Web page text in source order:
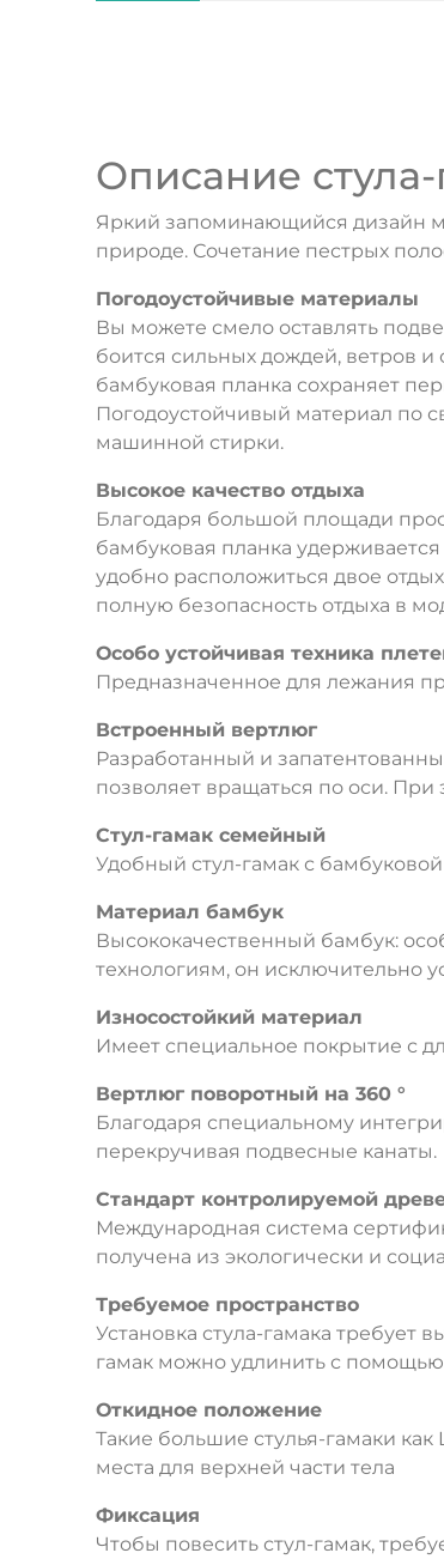
Описание стула-
Яркий запоминающийся дизайн
природе. Сочетание пестрых
Погодоустойчивые материалы
Вы можете смело оставлять
боится сильных дождей, ветров и
бамбуковая планка сохраняет
Погодоустойчивый материал по
машинной стирки.
Высокое качество отдыха
Благодаря большой площади
бамбуковая планка
удобно расположиться двое
полную безопасность отдыха в
Особо устойчивая техника
Предназначенное для лежания
Встроенный вертлюг
Разработанный и
позволяет вращаться по оси.
Стул-гамак семейный
Удобный стул-гамак с
Материал бамбук
Высококачественный бамбук:
технологиям, он исключительно
Износостойкий материал
Имеет специальное покрытие с
Вертлюг поворотный на 360 °
Благодаря специальному
перекручивая подвесные канаты.
Стандарт контролируемой
Международная система
получена из экологически и
Требуемое пространство
Установка стула-гамака требует
гамак можно удлинить с помощью
Откидное положение
Такие большие стулья-гамаки
места для верхней части тела
Фиксация
Чтобы повесить стул-гамак,